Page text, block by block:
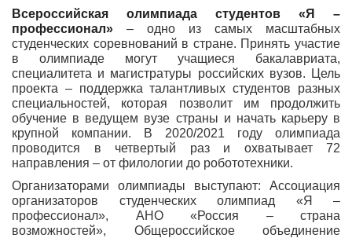
Всероссийская олимпиада студентов «Я –
профессионал» – одно из самых масштабных
студенческих соревнований в стране. Принять участие
в олимпиаде могут учащиеся бакалавриата,
специалитета и магистратуры российских вузов. Цель
проекта – поддержка талантливых студентов разных
специальностей, которая позволит им продолжить
обучение в ведущем вузе страны и начать карьеру в
крупной компании. В 2020/2021 году олимпиада
проводится в четвертый раз и охватывает 72
направления – от филологии до робототехники.
Организаторами олимпиады выступают: Ассоциация
организаторов студенческих олимпиад «Я –
профессионал», АНО «Россия – страна
возможностей», Общероссийское объединение